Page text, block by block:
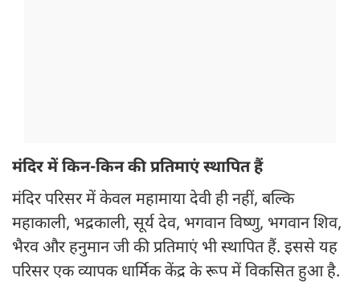
मंदिर में किन-किन की प्रतिमाएं स्थापित हैं
मंदिर परिसर में केवल महामाया देवी ही नहीं, बल्कि
महाकाली, भद्रकाली, सूर्य देव, भगवान विष्णु, भगवान शिव,
भैरव और हनुमान जी की प्रतिमाएं भी स्थापित हैं. इससे यह
परिसर एक व्यापक धार्मिक केंद्र के रूप में विकसित हुआ है.